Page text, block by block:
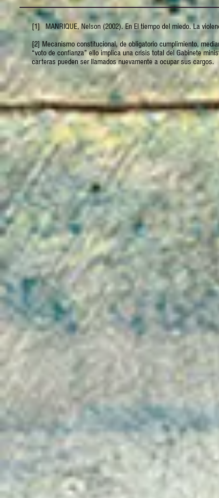
[1] MANRIQUE, Nelson (2002). En El tiempo del miedo. La
[2] Mecanismo constitucional, de obligatorio cumplimiento,
“voto de confianza” ello implica una crisis total del Gabinete
carteras pueden ser llamados nuevamente a ocupar sus cargos.